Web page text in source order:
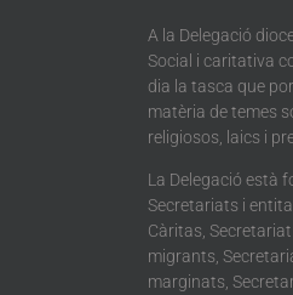
A la Delegació
Social i caritativa
dia la tasca que
matèria de temes
religiosos, laics i
La Delegació està
Secretariats i
Càritas,
migrants,
marginats,